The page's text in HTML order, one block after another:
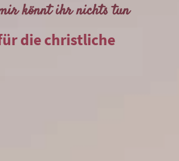
könnt ihr nichts tun
die christliche